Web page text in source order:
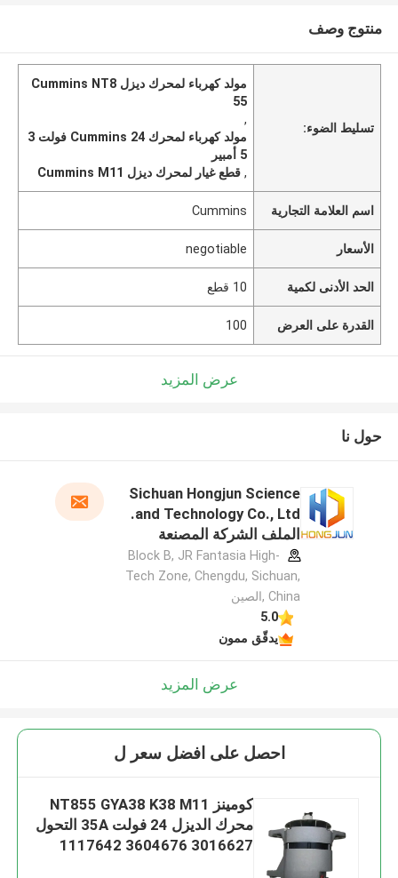
منتوج وصف
تسليط الضوء:
مولد كهرباء لمحرك ديزل Cummins NT8
55
,
مولد كهرباء لمحرك Cummins 24 فولت 3
5 أمبير
,قطع غيار لمحرك ديزل Cummins M11
اسم العلامة التجارية Cummins
الأسعار negotiable
الحد الأدنى لكمية 10 قطع
القدرة على العرض 100
عرض المزيد
حول نا
Sichuan Hongjun Science
and Technology Co., Ltd.
الملف الشركة المصنعة
Block B, JR Fantasia High-
Tech Zone, Chengdu, Sichuan,
China ,الصين
5.0
يدقّق ممون
عرض المزيد
احصل على افضل سعر ل
كومينز NT855 GYA38 K38 M11
محرك الديزل 24 فولت 35A التحول
3016627 3604676 1117642